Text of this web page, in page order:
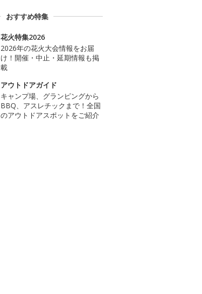
おすすめ特集
花火特集2026
2026年の花火大会情報をお届
け！開催・中止・延期情報も掲
載
アウトドアガイド
キャンプ場、グランピングから
BBQ、アスレチックまで！全国
のアウトドアスポットをご紹介